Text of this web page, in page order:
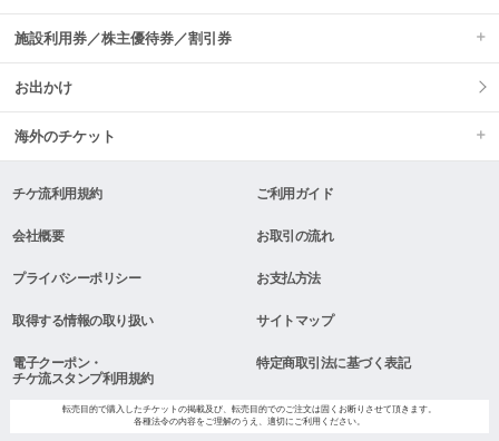
施設利用券／株主優待券／割引券
お出かけ
海外のチケット
チケ流利用規約 ご利用ガイド
会社概要 お取引の流れ
プライバシーポリシー お支払方法
取得する情報の取り扱い サイトマップ
電子クーポン・
チケ流スタンプ利用規約
特定商取引法に基づく表記
転売目的で購入したチケットの掲載及び、転売目的でのご注文は固くお断りさせて頂きます。
各種法令の内容をご理解のうえ、適切にご利用ください。